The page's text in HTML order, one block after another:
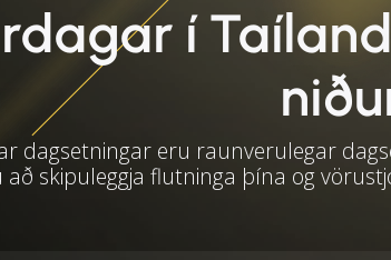
í
dagsetningar eru raunverulegar
að skipuleggja flutninga þína og